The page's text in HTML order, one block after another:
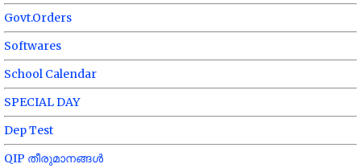
Govt.Orders
Softwares
School Calendar
SPECIAL DAY
Dep Test
QIP തീരുമാനങ്ങൾ